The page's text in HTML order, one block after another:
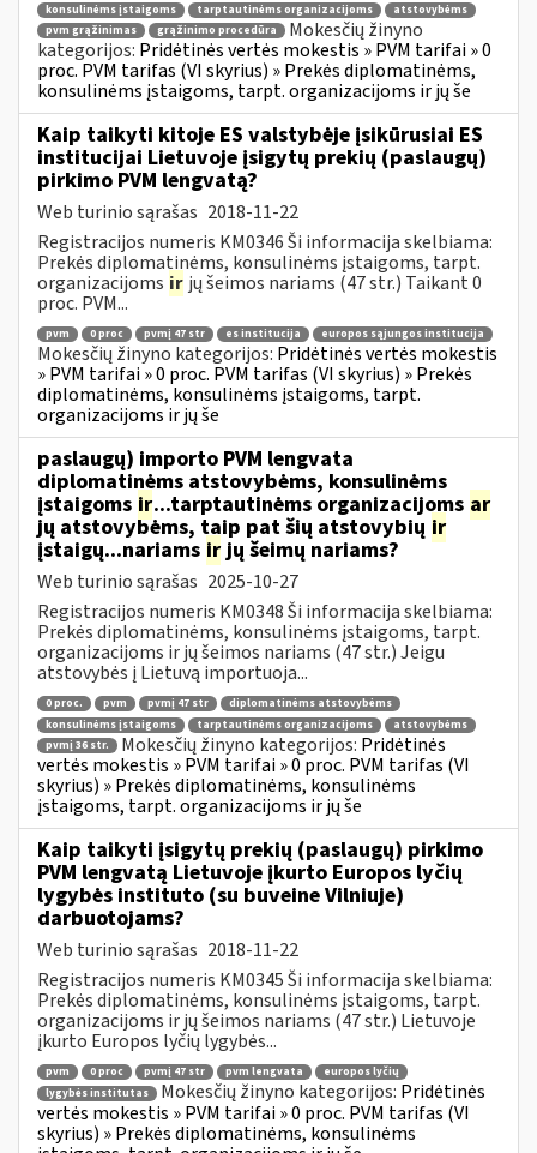
konsulinėms įstaigoms
tarptautinėms organizacijoms
atstovybėms
pvm grąžinimas
grąžinimo procedūra
Mokesčių žinyno
kategorijos: Pridėtinės vertės mokestis » PVM tarifai » 0
proc. PVM tarifas (VI skyrius) » Prekės diplomatinėms,
konsulinėms įstaigoms, tarpt. organizacijoms ir jų še
Kaip taikyti kitoje ES valstybėje įsikūrusiai ES
institucijai Lietuvoje įsigytų prekių (paslaugų)
pirkimo PVM lengvatą?
Web turinio sąrašas 2018-11-22
Registracijos numeris KM0346 Ši informacija skelbiama:
Prekės diplomatinėms, konsulinėms įstaigoms, tarpt.
organizacijoms ir jų šeimos nariams (47 str.) Taikant 0
proc. PVM...
pvm 0 proc pvmį 47 str es institucija europos sąjungos institucija
Mokesčių žinyno kategorijos: Pridėtinės vertės mokestis
» PVM tarifai » 0 proc. PVM tarifas (VI skyrius) » Prekės
diplomatinėms, konsulinėms įstaigoms, tarpt.
organizacijoms ir jų še
paslaugų) importo PVM lengvata
diplomatinėms atstovybėms, konsulinėms
įstaigoms ir...tarptautinėms organizacijoms ar
jų atstovybėms, taip pat šių atstovybių ir
įstaigų...nariams irjų šeimų nariams?
Web turinio sąrašas 2025-10-27
Registracijos numeris KM0348 Ši informacija skelbiama:
Prekės diplomatinėms, konsulinėms įstaigoms, tarpt.
organizacijoms ir jų šeimos nariams (47 str.) Jeigu
atstovybės į Lietuvą importuoja...
0 proc. pvm pvmį 47 str
diplomatinėms atstovybėms
konsulinėms įstaigoms
tarptautinėms organizacijoms
atstovybėms
pvmį 36 str.
Mokesčių žinyno kategorijos: Pridėtinės
vertės mokestis » PVM tarifai » 0 proc. PVM tarifas (VI
skyrius) » Prekės diplomatinėms, konsulinėms
įstaigoms, tarpt. organizacijoms ir jų še
Kaip taikyti įsigytų prekių (paslaugų) pirkimo
PVM lengvatą Lietuvoje įkurto Europos lyčių
lygybės instituto (su buveine Vilniuje)
darbuotojams?
Web turinio sąrašas 2018-11-22
Registracijos numeris KM0345 Ši informacija skelbiama:
Prekės diplomatinėms, konsulinėms įstaigoms, tarpt.
organizacijoms ir jų šeimos nariams (47 str.) Lietuvoje
įkurto Europos lyčių lygybės...
pvm 0 proc pvmį 47 str pvm lengvata
europos lyčių
lygybės institutas
Mokesčių žinyno kategorijos: Pridėtinės
vertės mokestis » PVM tarifai » 0 proc. PVM tarifas (VI
skyrius) » Prekės diplomatinėms, konsulinėms